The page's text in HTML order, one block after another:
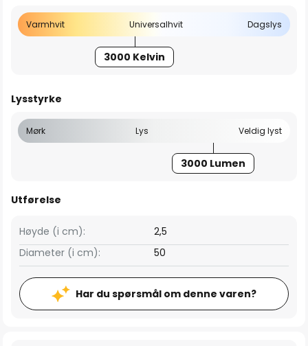
Varmhvit Universalhvit Dagslys
3000 Kelvin
Lysstyrke
Mørk Lys Veldig lyst
3000 Lumen
Utførelse
Høyde (i cm):
2,5
Diameter (i cm):
50
Har du spørsmål om denne varen?